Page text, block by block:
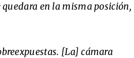
en la misma posición,
[La] cámara